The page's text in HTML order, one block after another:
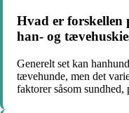
Hvad er forskellen
han- og
Generelt set kan
tævehunde, men det
faktorer såsom sundhed,